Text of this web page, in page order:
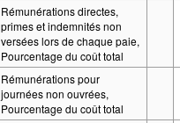
Rémunérations directes,
primes et indemnités non
versées lors de chaque paie,
Pourcentage du coût total
Rémunérations pour
journées non ouvrées,
Pourcentage du coût total